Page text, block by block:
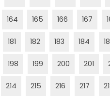
164 165 166 167
181 182 183 184
198 199 200 201
214 215 216 217